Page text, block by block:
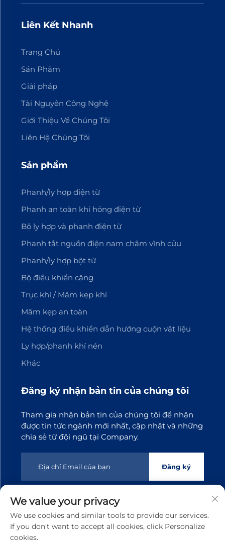
Liên Kết Nhanh
Trang Chủ
Sản Phẩm
Giải pháp
Tài Nguyên Công Nghệ
Giới Thiệu Về Chúng Tôi
Liên Hệ Chúng Tôi
Sản phẩm
Phanh/ly hợp điện từ
Phanh an toàn khi hỏng điện từ
Bộ ly hợp và phanh điện từ
Phanh tắt nguồn điện nam châm vĩnh cửu
Phanh/ly hợp bột từ
Bộ điều khiển căng
Trục khí / Mâm kẹp khí
Mâm kẹp an toàn
Hệ thống điều khiển dẫn hướng cuộn vật liệu
Ly hợp/phanh khí nén
Khác
Đăng ký nhận bản tin của chúng tôi
Tham gia nhận bản tin của chúng tôi để nhận
được tin tức ngành mới nhất, cập nhật và những
chia sẻ từ đội ngũ tại Company.
Đăng ký
Bản quyền © 2025 Công ty TNHH Công nghệ Truyền động
Đông Quan Tianji. Mọi quyền được bảo lưu
Chính sách
bảo mật
We value your privacy
We use cookies and similar tools to provide our services.
If you don't want to accept all cookies, click Personalize
cookies.